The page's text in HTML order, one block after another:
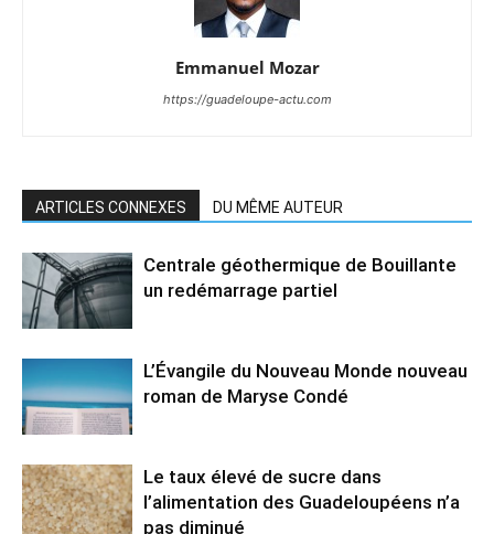
Emmanuel Mozar
https://guadeloupe-actu.com
ARTICLES CONNEXES DU MÊME AUTEUR
Centrale géothermique de Bouillante
un redémarrage partiel
L’Évangile du Nouveau Monde nouveau
roman de Maryse Condé
Le taux élevé de sucre dans
l’alimentation des Guadeloupéens n’a
pas diminué